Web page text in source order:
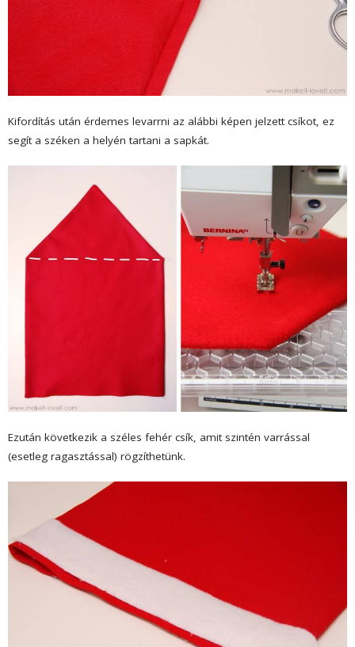
Kifordítás után érdemes levarrni az alábbi képen jelzett csíkot, ez
segít a széken a helyén tartani a sapkát.
Ezután következik a széles fehér csík, amit szintén varrással
(esetleg ragasztással) rögzíthetünk.